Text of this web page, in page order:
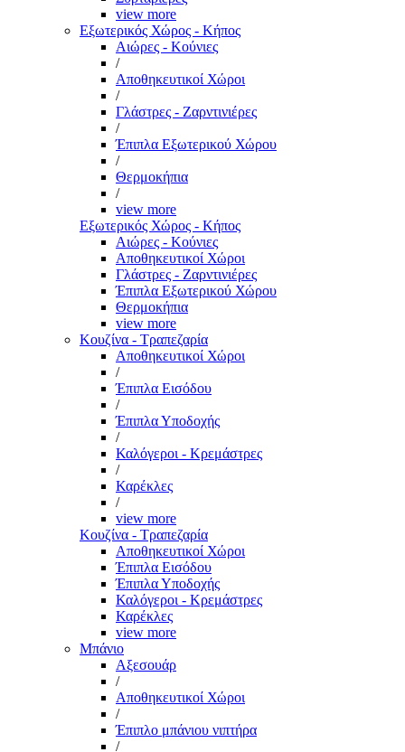
view more
Εξωτερικός Χώρος - Κήπος
Αιώρες - Κούνιες
/
Αποθηκευτικοί Χώροι
/
Γλάστρες - Ζαρντινιέρες
/
Έπιπλα Εξωτερικού Χώρου
/
Θερμοκήπια
/
view more
Εξωτερικός Χώρος - Κήπος
Αιώρες - Κούνιες
Αποθηκευτικοί Χώροι
Γλάστρες - Ζαρντινιέρες
Έπιπλα Εξωτερικού Χώρου
Θερμοκήπια
view more
Κουζίνα - Τραπεζαρία
Αποθηκευτικοί Χώροι
/
Έπιπλα Εισόδου
/
Έπιπλα Υποδοχής
/
Καλόγεροι - Κρεμάστρες
/
Καρέκλες
/
view more
Κουζίνα - Τραπεζαρία
Αποθηκευτικοί Χώροι
Έπιπλα Εισόδου
Έπιπλα Υποδοχής
Καλόγεροι - Κρεμάστρες
Καρέκλες
view more
Μπάνιο
Αξεσουάρ
/
Αποθηκευτικοί Χώροι
/
Έπιπλο μπάνιου νιπτήρα
/